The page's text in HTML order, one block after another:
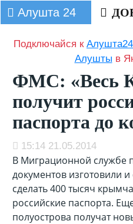
Алушта 24
Подключайся к
Алушты в
ФМС: «Весь
получит
паспорта до
15:14 21.05.2014
В Миграционной службе
документов изготовили
сделать 400 тысяч
российские паспорта.
полуострова получат